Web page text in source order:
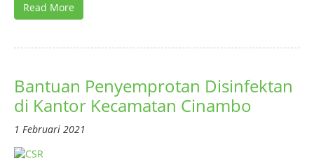
Read More
Bantuan Penyemprotan Disinfektan
di Kantor Kecamatan Cinambo
1 Februari 2021